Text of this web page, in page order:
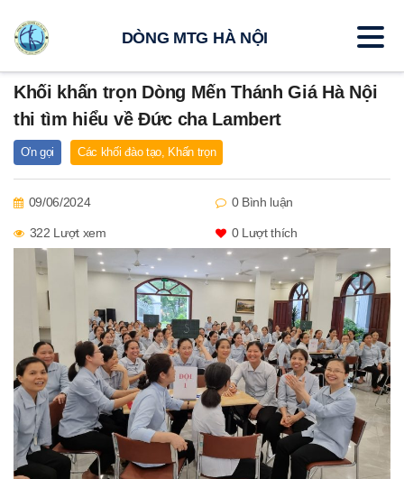
Khối khấn trọn Dòng Mến Thánh Giá Hà Nội
thi tìm hiểu về Đức cha Lambert
Ơn gọi Các khối đào tạo, Khấn trọn
09/06/2024 0 Bình luận
322 Lượt xem 0Lượt thích
DÒNG MTG HÀ NỘI